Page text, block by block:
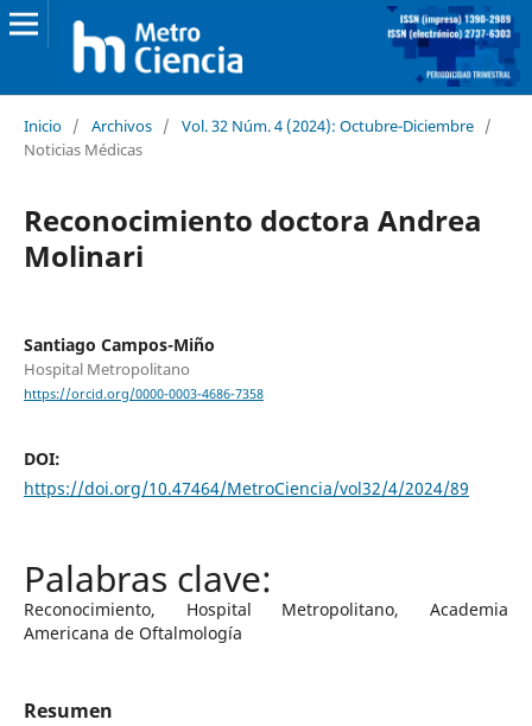
Inicio / Archivos / Vol. 32 Núm. 4 (2024): Octubre-Diciembre /
Noticias Médicas
Reconocimiento doctora Andrea
Molinari
Santiago Campos-Miño
Hospital Metropolitano
https://orcid.org/0000-0003-4686-7358
DOI:
https://doi.org/10.47464/MetroCiencia/vol32/4/2024/89
Reconocimiento, Hospital Metropolitano, Academia
Americana de Oftalmología
Resumen